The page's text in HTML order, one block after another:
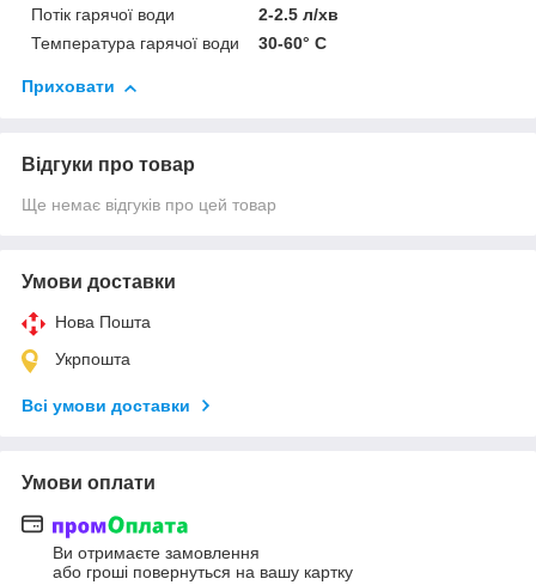
Потік гарячої води
2-2.5 л/хв
Температура гарячої води
30-60° С
Приховати
Відгуки про товар
Ще немає відгуків про цей товар
Умови доставки
Нова Пошта
Укрпошта
Всі умови доставки
Умови оплати
Ви отримаєте замовлення
або гроші повернуться на вашу картку